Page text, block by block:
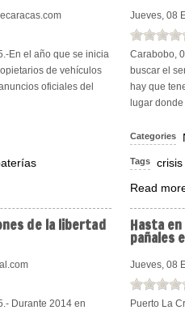
En el año que se inicia
de vehículos
oficiales del
Jueves, 08
Carabobo,
buscar el
hay que
lugar
Categories
Tags
Read
de la libertad
Durante 2014 en
Hastaen
pañales
Jueves, 08
Puerto La